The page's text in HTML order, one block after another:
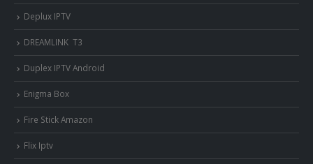
Deplux IPTV
DREAMLINK T3
Duplex IPTV Android
Enigma Box
Fire Stick Amazon
Flix Iptv